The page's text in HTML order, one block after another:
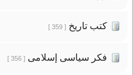
كتب تاريخ[ 359 ]
فكر سياسى إسلامى[ 356 ]